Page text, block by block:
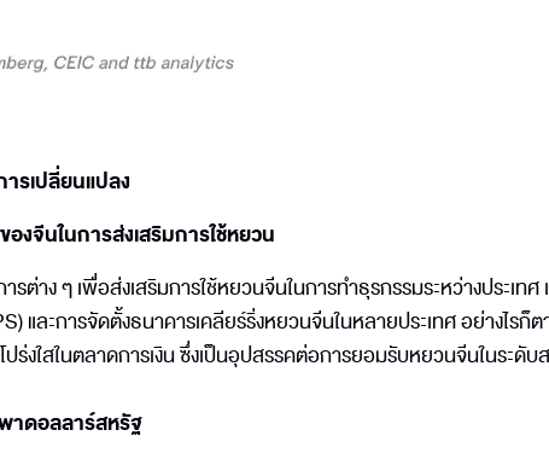
รเปลี่ยนแปลง
งจีนในการส่งเสริมการใช้หยวน
รต่าง ๆ เพื่อส่งเสริมการใช้หยวนจีนในการทำธุรกรรมระหว่างประเทศ
และการจัดตั้งธนาคารเคลียร์ริ่งหยวนจีนในหลายประเทศ อย่างไรก็
ปร่งใสในตลาดการเงิน ซึ่งเป็นอุปสรรคต่อการยอมรับหยวนจีนในระดับ
าดอลลาร์สหรัฐ